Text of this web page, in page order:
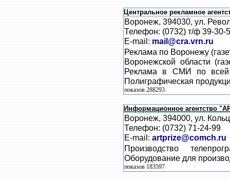
Центральное рекламное
Воронеж, 394030, ул.
Телефон: (0732) т/ф 39-30-
E-mail: mail@cra.vrn.ru
Реклама по Воронежу
Воронежской области
Реклама в СМИ по
Полиграфическая
показов 288293
Информационное агентство
Воронеж, 394000, ул.
Телефон: (0732) 71-24-99
E-mail: artprize@comch.ru
Производство
Оборудование для
показов 183597